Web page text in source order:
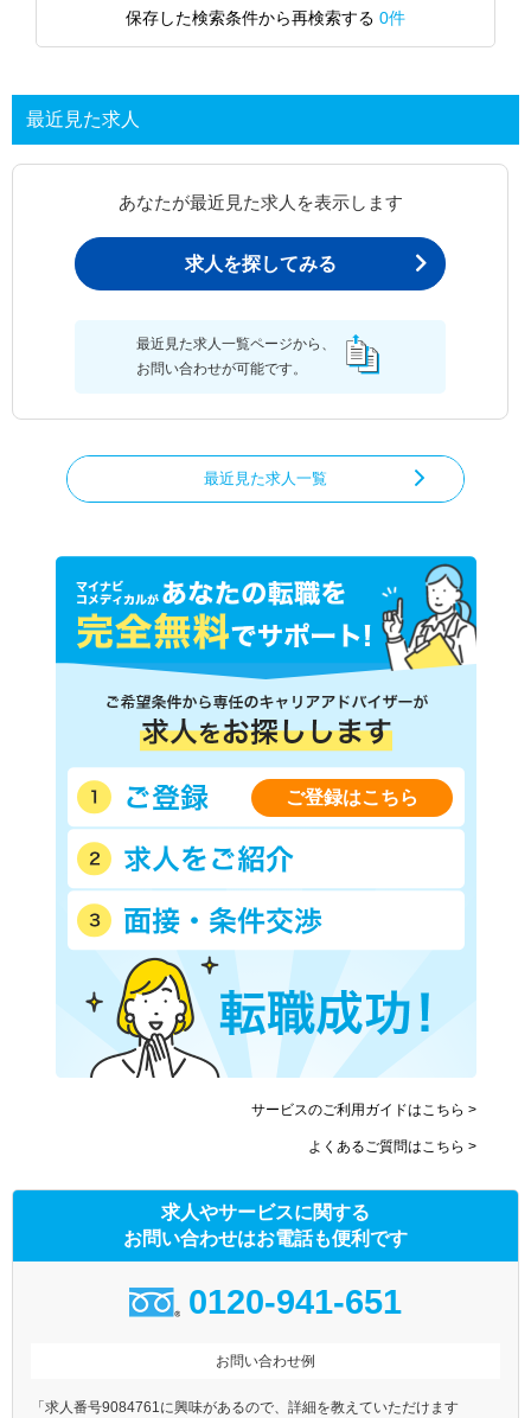
保存した検索条件から再検索する 0件
最近見た求人
あなたが最近見た求人を表示します
求人を探してみる
最近見た求人一覧ページから、
お問い合わせが可能です。
最近見た求人一覧
ご登録はこちら
サービスのご利用ガイドはこちら >
よくあるご質問はこちら >
求人やサービスに関する
お問い合わせはお電話も便利です
0120-941-651
お問い合わせ例
「求人番号9084761に興味があるので、詳細を教えていただけます